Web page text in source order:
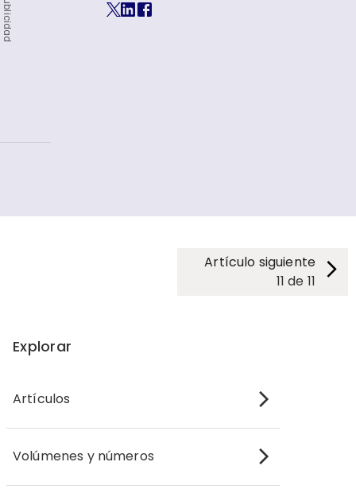
Publicidad
Artículo siguiente
11 de 11
Explorar
Artículos
Volúmenes y números